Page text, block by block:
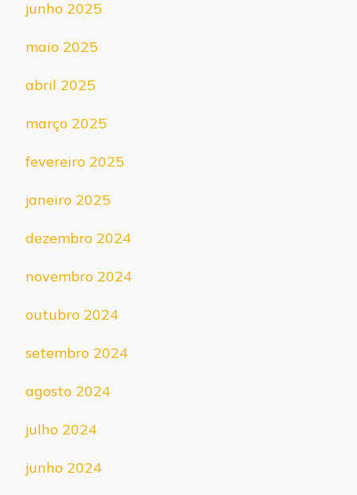
junho 2025
maio 2025
abril 2025
março 2025
fevereiro 2025
janeiro 2025
dezembro 2024
novembro 2024
outubro 2024
setembro 2024
agosto 2024
julho 2024
junho 2024